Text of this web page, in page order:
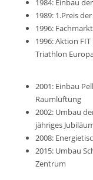
1984: Einbau
1989: 1.Preis
1996:
1996: Aktion
Triathlon
2001: Einbau
Raumlüftung
2002: Umbau
jähriges
2008:
2015: Umbau
Zentrum